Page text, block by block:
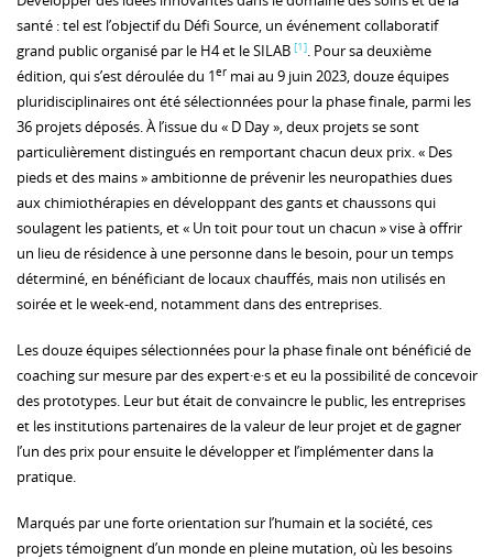
santé : tel est l’objectif du Défi Source, un événement collaboratif
grand public organisé par le H4 et le SILAB [1]. Pour sa deuxième
édition, qui s’est déroulée du 1er mai au 9 juin 2023, douze équipes
pluridisciplinaires ont été sélectionnées pour la phase finale, parmi les
36 projets déposés. À l’issue du « D Day », deux projets se sont
particulièrement distingués en remportant chacun deux prix. « Des
pieds et des mains » ambitionne de prévenir les neuropathies dues
aux chimiothérapies en développant des gants et chaussons qui
soulagent les patients, et « Un toit pour tout un chacun » vise à offrir
un lieu de résidence à une personne dans le besoin, pour un temps
déterminé, en bénéficiant de locaux chauffés, mais non utilisés en
soirée et le week-end, notamment dans des entreprises.
Les douze équipes sélectionnées pour la phase finale ont bénéficié de
coaching sur mesure par des expert·e·s et eu la possibilité de concevoir
des prototypes. Leur but était de convaincre le public, les entreprises
et les institutions partenaires de la valeur de leur projet et de gagner
l’un des prix pour ensuite le développer et l’implémenter dans la
pratique.
Marqués par une forte orientation sur l’humain et la société, ces
projets témoignent d’un monde en pleine mutation, où les besoins